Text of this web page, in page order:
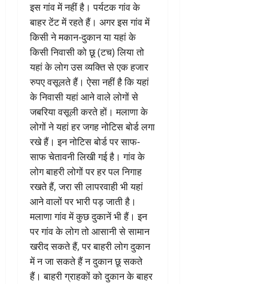
इस गांव में नहीं है। पर्यटक गांव के
बाहर टेंट में रहते हैं। अगर इस गांव में
किसी ने मकान-दुकान या यहां के
किसी निवासी को छू (टच) लिया तो
यहां के लोग उस व्यक्ति से एक हजार
रुपए वसूलते हैं। ऐसा नहीं है कि यहां
के निवासी यहां आने वाले लोगों से
जबरिया वसूली करते हों। मलाणा के
लोगों ने यहां हर जगह नोटिस बोर्ड लगा
रखे हैं। इन नोटिस बोर्ड पर साफ-
साफ चेतावनी लिखी गई है। गांव के
लोग बाहरी लोगों पर हर पल निगाह
रखते हैं, जरा सी लापरवाही भी यहां
आने वालों पर भारी पड़ जाती है।
मलाणा गांव में कुछ दुकानें भी हैं। इन
पर गांव के लोग तो आसानी से सामान
खरीद सकते हैं, पर बाहरी लोग दुकान
में न जा सकते हैं न दुकान छू सकते
हैं। बाहरी ग्राहकों को दुकान के बाहर